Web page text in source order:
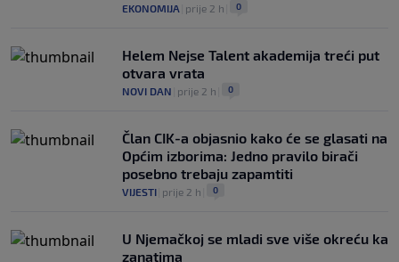
EKONOMIJA prije 2 h 0
Helem Nejse Talent akademija treći put
otvara vrata
NOVI DAN prije 2 h 0
Član CIK-a objasnio kako će se glasati na
Općim izborima: Jedno pravilo birači
posebno trebaju zapamtiti
VIJESTI prije 2 h 0
U Njemačkoj se mladi sve više okreću ka
zanatima